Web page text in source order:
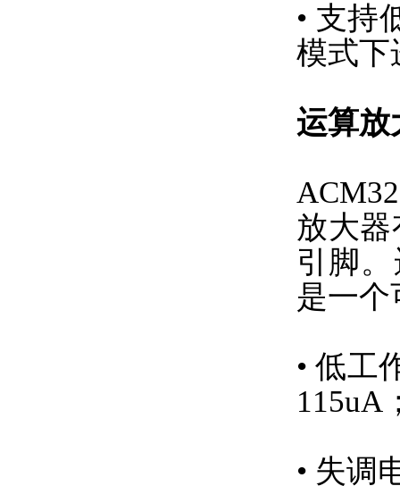
• 支持
模式下
运算放
放大
引脚
是一个
• 低工
115uA
• 失调